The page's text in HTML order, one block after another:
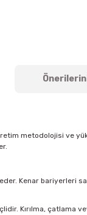
metodolojisi ve
Kenar bariyerleri
Kırılma, çatlama